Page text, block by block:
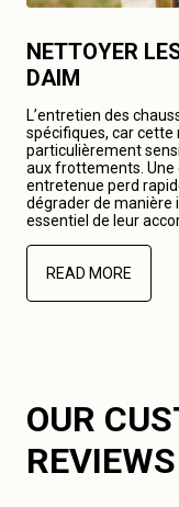
NETTOYER
DAIM
L’entretien des
spécifiques, car
particulièrement
aux frottements. Une
entretenue perd
dégrader de manière
essentiel de leur
READ MORE
OUR
REVIEWS